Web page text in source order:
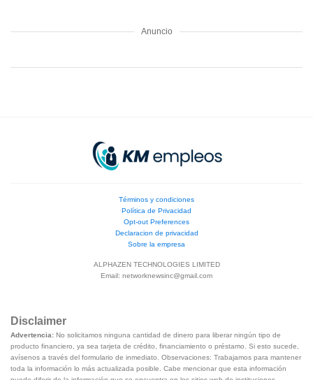
Anuncio
Términos y condiciones
Política de Privacidad
Opt-out Preferences
Declaracion de privacidad
Sobre la empresa
ALPHAZEN TECHNOLOGIES LIMITED
Email: networknewsinc@gmail.com
Disclaimer
Advertencia: No solicitamos ninguna cantidad de dinero para liberar ningún tipo de
producto financiero, ya sea tarjeta de crédito, financiamiento o préstamo. Si esto sucede,
avísenos a través del formulario de inmediato. Observaciones: Trabajamos para mantener
toda la información lo más actualizada posible. Cabe mencionar que esta información